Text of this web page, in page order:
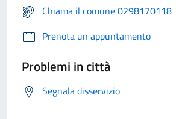
Chiama il comune 0298170118
Prenota un appuntamento
Problemi in città
Segnala disservizio